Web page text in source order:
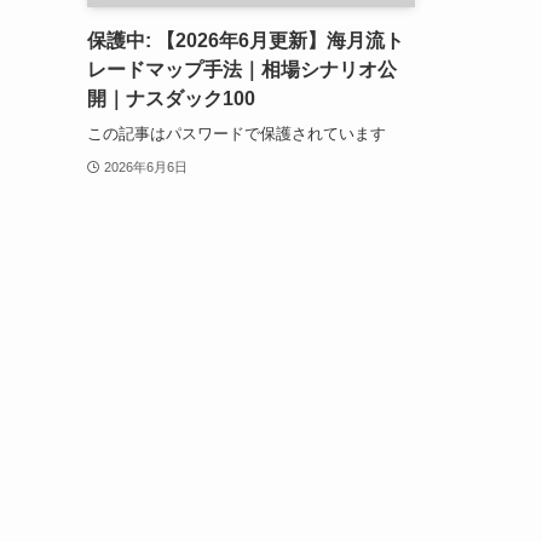
保護中: 【2026年6月更新】海月流ト
レードマップ手法｜相場シナリオ公
開｜ナスダック100
この記事はパスワードで保護されています
2026年6月6日